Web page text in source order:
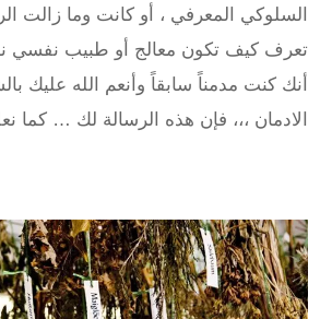
السلوكي المعرفي ، أو كانت وما زالت
تعرف كيف تكون معالج أو طبيب نفسي
أنك كنت مدمناً سابقاً وأنعم الله عليك
الادمان ،،، فإن هذه الرسالة لك … كما